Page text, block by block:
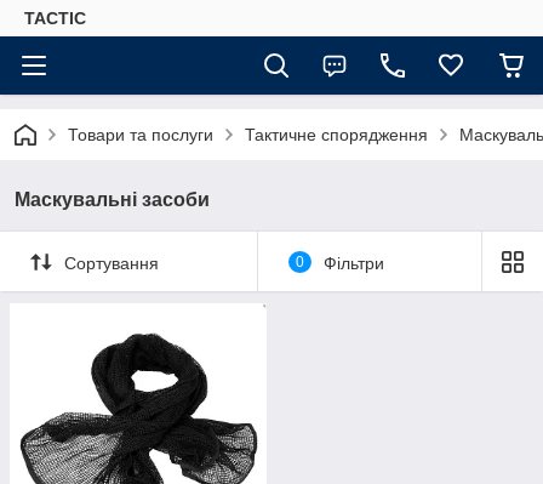
TACTIC
Товари та послуги Тактичне спорядження
Маскувальні засоби
Сортування 0 Фільтри